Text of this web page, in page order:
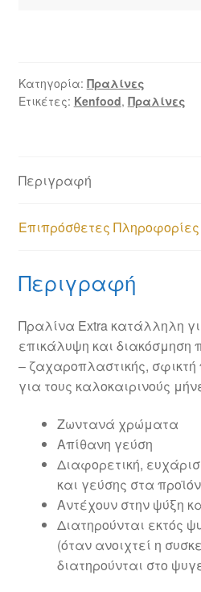
Κατηγορία: Πραλίνες
Ετικέτες: Kenfood, Πραλίνες
Περιγραφή
Επιπρόσθετες Πληροφορίες
Περιγραφή
Πραλίνα Extra κατάλληλη
επικάλυψη και διακόσμηση
– ζαχαροπλαστικής,
για τους καλοκαιρινούς
Ζωντανά χρώματα
Απίθανη γεύση
Διαφορετική,
και γεύσης στα
Αντέχουν στην ψύξη
Διατηρούνται εκτός
(όταν ανοιχτεί η
διατηρούνται στο